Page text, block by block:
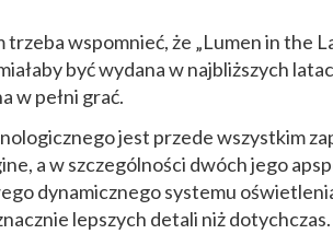
trzeba wspomnieć, że „Lumen in the
być wydana w najbliższych
w pełni grać.
jest przede wszystkim
a w szczególności dwóch jego
dynamicznego systemu
lepszych detali niż dotychczas.